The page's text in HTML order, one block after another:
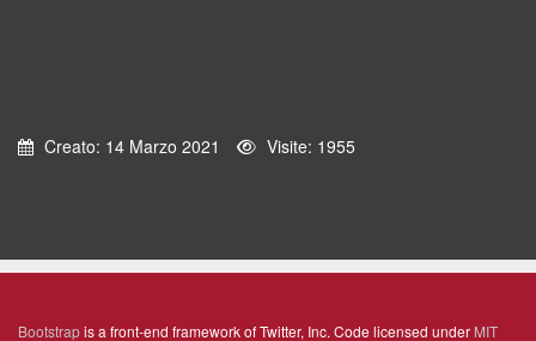
Creato: 14 Marzo 2021 Visite: 1955
Bootstrapis a front-end framework of Twitter, Inc. Code licensed under MIT